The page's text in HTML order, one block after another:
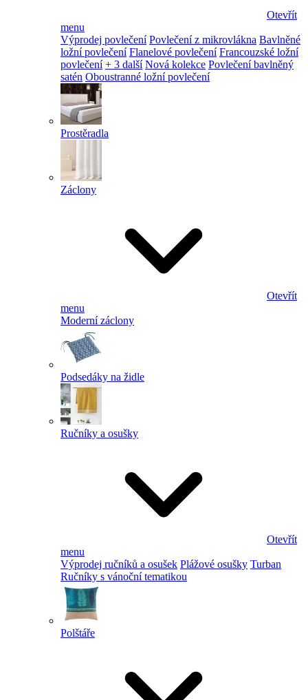
Otevřít
menu
Výprodej povlečení Povlečení z mikrovlákna Bavlněné
ložní povlečení Flanelové povlečení Francouzské ložní
povlečení + 3 další Nová kolekce Povlečení bavlněný
satén Oboustranné ložní povlečení
Prostěradla
Záclony
Otevřít
menu
Moderní záclony
Podsedáky na židle
Ručníky a osušky
Otevřít
menu
Výprodej ručníků a osušek Plážové osušky Turban
Ručníky s vánoční tematikou
Polštáře